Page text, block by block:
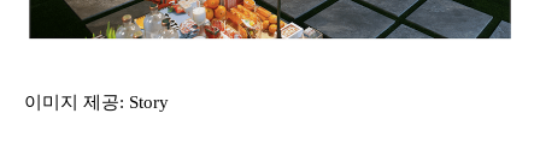
이미지 제공: Story